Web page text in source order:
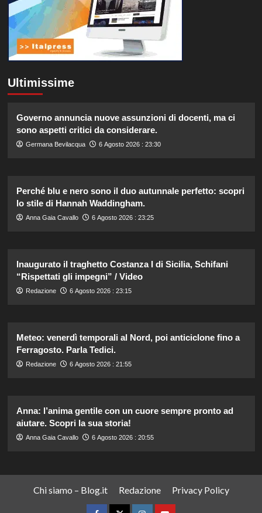
Ultimissime
Governo annuncia nuove assunzioni di docenti, ma ci
sono aspetti critici da considerare.
Germana Bevilacqua 6 Agosto 2026 : 23:30
Perché blu e nero sono il duo autunnale perfetto: scopri
lo stile di Hannah Waddingham.
Anna Gaia Cavallo 6 Agosto 2026 : 23:25
Inaugurato il traghetto Costanza I di Sicilia, Schifani
“Rispettati gli impegni” / Video
Redazione 6 Agosto 2026 : 23:15
Meteo: venerdì temporali al Nord, poi anticiclone fino a
Ferragosto. Parla Tedici.
Redazione 6 Agosto 2026 : 21:55
Anna: l’anima gentile con un cuore sempre pronto ad
aiutare. Scopri la sua storia!
Anna Gaia Cavallo 6 Agosto 2026 : 20:55
Chi siamo – Blog.it Redazione Privacy Policy